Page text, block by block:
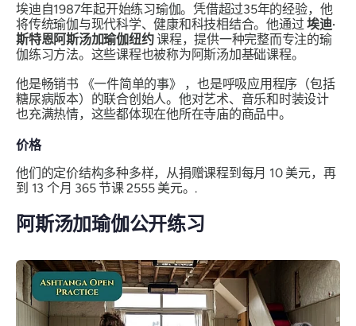
埃迪自1987年起开始练习瑜伽。凭借超过35年的经验，他
将传统瑜伽与现代科学、健康和科技相结合。他通过埃迪·
斯特恩阿斯汤加瑜伽纽约课程，提供一种完整而专注的瑜
伽练习方法。这些课程也被称为阿斯汤加基础课程。
他是畅销书
《一件简单的事》
，也是呼吸应用程序（包括
糖尿病版本）的联合创始人。他对艺术、音乐和时装设计
也充满热情，这些都体现在他所在寺庙的商品中。
价格
他们的定价结构多种多样，从捐赠课程到每月 10 美元，再
到 13 个月 365 节课 2555 美元。.
阿斯汤加瑜伽公开练习